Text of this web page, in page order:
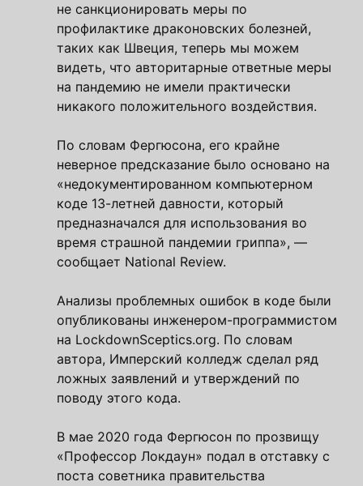
не санкционировать меры по
профилактике драконовских болезней,
таких как Швеция, теперь мы можем
видеть, что авторитарные ответные меры
на пандемию не имели практически
никакого положительного воздействия.
По словам Фергюсона, его крайне
неверное предсказание было основано на
«недокументированном компьютерном
коде 13-летней давности, который
предназначался для использования во
время страшной пандемии гриппа», —
сообщает National Review.
Анализы проблемных ошибок в коде были
опубликованы инженером-программистом
на LockdownSceptics.org. По словам
автора, Имперский колледж сделал ряд
ложных заявлений и утверждений по
поводу этого кода.
В мае 2020 года Фергюсон по прозвищу
«Профессор Локдаун» подал в отставку с
поста советника правительства